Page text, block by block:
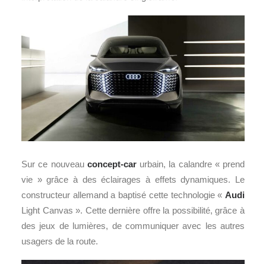
Sur ce nouveau concept-carurbain, la calandre « prend
vie » grâce à des éclairages à effets dynamiques. Le
constructeur allemand a baptisé cette technologie « Audi
Light Canvas ». Cette dernière offre la possibilité, grâce à
des jeux de lumières, de communiquer avec les autres
usagers de la route.